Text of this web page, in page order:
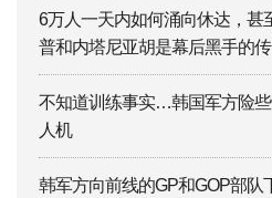
6万人一天内如何涌向休达，甚
普和内塔尼亚胡是幕后黑手的传
不知道训练事实…韩国军方险
人机
韩军方向前线的GP和GOP部队